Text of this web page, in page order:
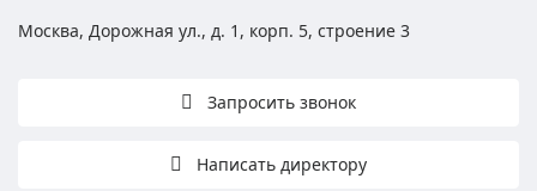
Москва, Дорожная ул., д. 1, корп. 5, строение 3
Запросить звонок
Написать директору